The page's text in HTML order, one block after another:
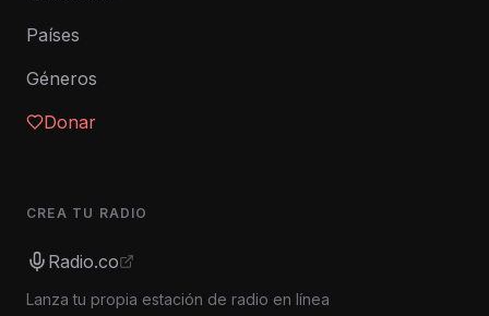
Países
Géneros
Donar
CREA TU RADIO
Radio.co
Lanza tu propia estación de radio en línea